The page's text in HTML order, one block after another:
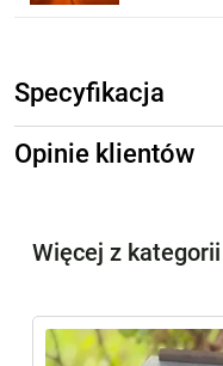
Specyfikacja
Opinie klientów
Więcej z